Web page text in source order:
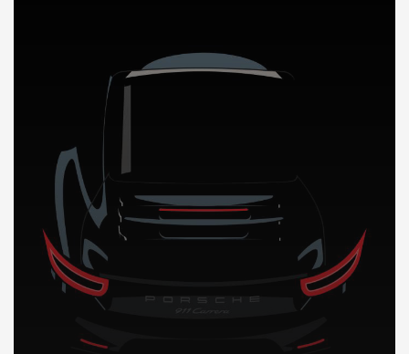
DÉCOUVREZ NOTRE IMPORTATION AUTO en Europe